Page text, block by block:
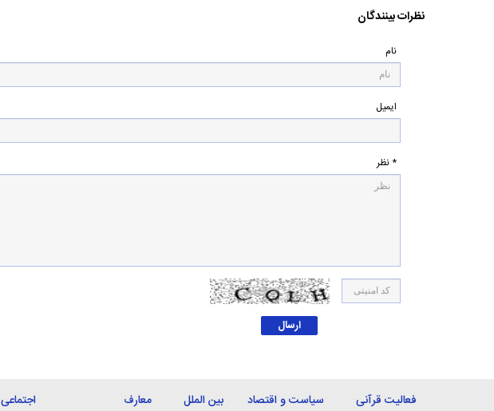
نظرات بینندگان
نام
ایمیل
* نظر
فعالیت قرآنی سیاست و اقتصاد بین الملل معارف اجتماعی